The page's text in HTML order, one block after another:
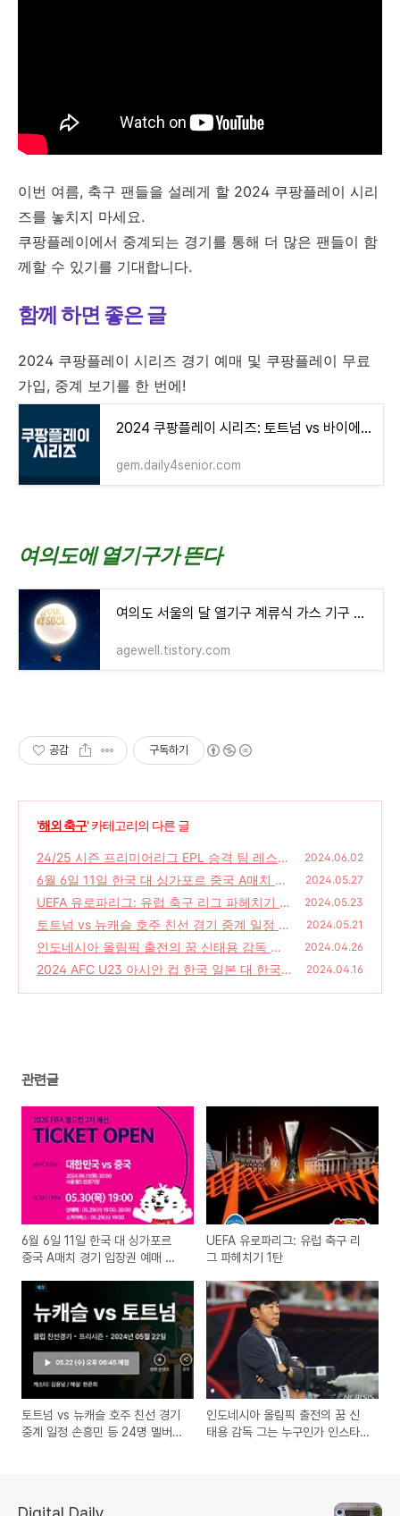
이번 여름, 축구 팬들을 설레게 할 2024 쿠팡플레이 시리
즈를 놓치지 마세요.
쿠팡플레이에서 중계되는 경기를 통해 더 많은 팬들이 함
께할 수 있기를 기대합니다.
함께 하면 좋은 글
2024 쿠팡플레이 시리즈 경기 예매 및 쿠팡플레이 무료
가입, 중계 보기를 한 번에!
2024 쿠팡플레이 시리즈: 토트넘 vs 바이에른 뮌헨 친선 경기
gem.daily4senior.com
여의도에 열기구가 뜬다
여의도 서울의 달 열기구 계류식 가스 기구 뜻 예매하기 정기휴무일 정기점검
agewell.tistory.com
공감 구독하기
'해외 축구' 카테고리의 다른 글
24/25 시즌 프리미어리그 EPL 승격 팀 레스터
시티 입스위치 사우샘프턴
(0)
2024.06.02
6월 6일 11일 한국 대 싱가포르 중국 A매치 경
기 입장권 예매 및 중계 일정 손흥민
(0)
2024.05.27
UEFA 유로파리그: 유럽 축구 리그 파헤치기 1
탄
(0)
2024.05.23
토트넘 vs 뉴캐슬 호주 친선 경기 중계 일정 손
흥민 등 24명 멜버른 도착
(0)
2024.05.21
인도네시아 올림픽 출전의 꿈 신태용 감독 그
는 누구인가 인스타그램
(0)
2024.04.26
2024 AFC U23 아시안 컵 한국 일본 대 한국
2024.04.16
관련글
6월 6일 11일 한국 대 싱가포르
중국 A매치 경기 입장권 예매 및
UEFA 유로파리그: 유럽 축구 리
그 파헤치기 1탄
토트넘 vs 뉴캐슬 호주 친선 경기
중계 일정 손흥민 등 24명 멜버른
인도네시아 올림픽 출전의 꿈 신
태용 감독 그는 누구인가 인스타